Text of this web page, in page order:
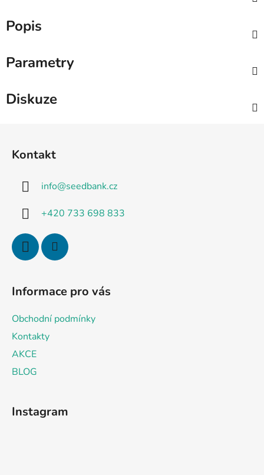
Popis
Parametry
Diskuze
Kontakt
info@seedbank.cz
+420 733 698 833
Informace pro vás
Obchodní podmínky
Kontakty
AKCE
BLOG
Instagram